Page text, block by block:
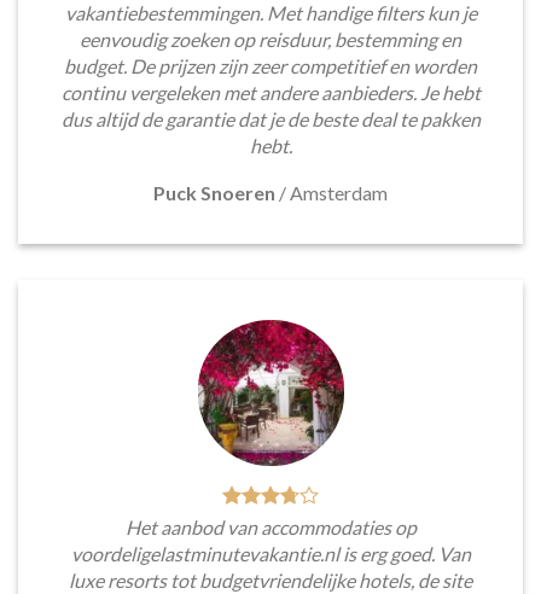
vakantiebestemmingen. Met handige filters kun je
eenvoudig zoeken op reisduur, bestemming en
budget. De prijzen zijn zeer competitief en worden
continu vergeleken met andere aanbieders. Je hebt
dus altijd de garantie dat je de beste deal te pakken
hebt.
Puck Snoeren /Amsterdam
Het aanbod van accommodaties op
voordeligelastminutevakantie.nl is erg goed. Van
luxe resorts tot budgetvriendelijke hotels, de site